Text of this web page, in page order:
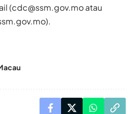
(cdc@ssm.gov.mo atau